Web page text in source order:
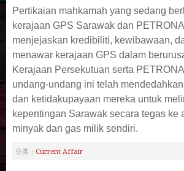
Pertikaian mahkamah yang sedang
kerajaan GPS Sarawak dan
menjejaskan kredibiliti, kewibawaan,
menawar kerajaan GPS dalam
Kerajaan Persekutuan serta
undang-undang ini telah
dan ketidakupayaan mereka untuk
kepentingan Sarawak secara tegas ke
minyak dan gas milik sendiri.
分类： Current Affair